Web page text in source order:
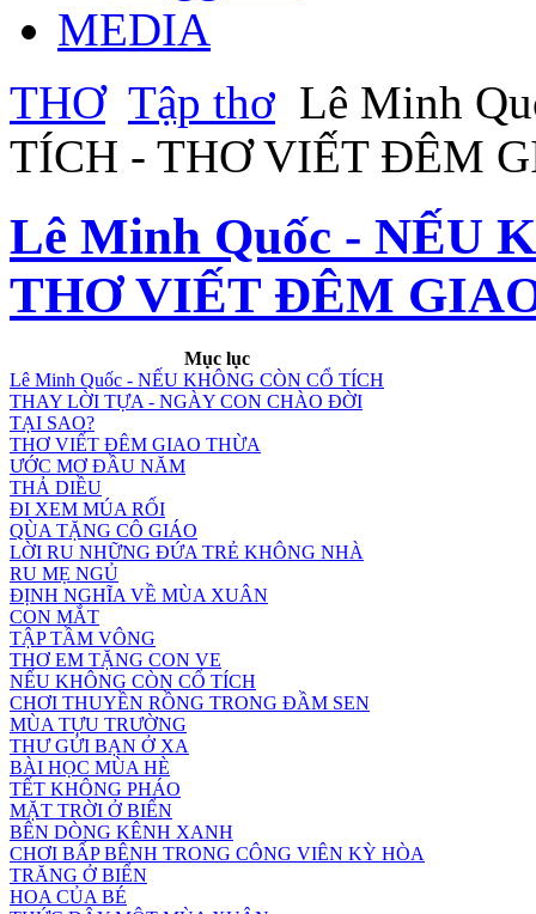
MEDIA
THƠ Tập thơ Lê Minh
TÍCH - THƠ VIẾT ĐÊM
Lê Minh Quốc - NẾU
THƠ VIẾT ĐÊM
Mục lục
Lê Minh Quốc - NẾU KHÔNG CÒN CỔ TÍCH
THAY LỜI TỰA - NGÀY CON CHÀO ĐỜI
TẠI SAO?
THƠ VIẾT ĐÊM GIAO THỪA
ƯỚC MƠ ĐẦU NĂM
THẢ DIỀU
ĐI XEM MÚA RỐI
QÙA TẶNG CÔ GIÁO
LỜI RU NHỮNG ĐỨA TRẺ KHÔNG NHÀ
RU MẸ NGỦ
ĐỊNH NGHĨA VỀ MÙA XUÂN
CON MẮT
TẬP TẦM VÔNG
THƠ EM TẶNG CON VE
NẾU KHÔNG CÒN CỔ TÍCH
CHƠI THUYỀN RỒNG TRONG ĐẦM SEN
MÙA TỰU TRƯỜNG
THƯ GỬI BẠN Ở XA
BÀI HỌC MÙA HÈ
TẾT KHÔNG PHÁO
MẶT TRỜI Ở BIỂN
BÊN DÒNG KÊNH XANH
CHƠI BẤP BÊNH TRONG CÔNG VIÊN KỲ HÒA
TRĂNG Ở BIỂN
HOA CỦA BÉ